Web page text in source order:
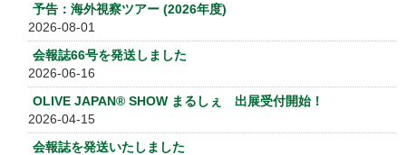
予告：海外視察ツアー (2026年度)
2026-08-01
会報誌66号を発送しました
2026-06-16
OLIVE JAPAN® SHOW まるしぇ 出展受付開始！
2026-04-15
会報誌を発送いたしました